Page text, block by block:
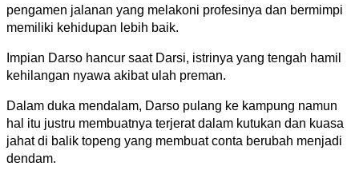
pengamen jalanan yang melakoni profesinya dan bermimpi
memiliki kehidupan lebih baik.
Impian Darso hancur saat Darsi, istrinya yang tengah hamil
kehilangan nyawa akibat ulah preman.
Dalam duka mendalam, Darso pulang ke kampung namun
hal itu justru membuatnya terjerat dalam kutukan dan kuasa
jahat di balik topeng yang membuat conta berubah menjadi
dendam.